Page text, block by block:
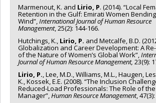
Marmenout, K. and Lirio, P. (2014). “Local
Retention in the Gulf: Emirati Women
Wind”,International Journal of HumanResource
Management, 25(2): 144-166.
Hutchings, K., Lirio, P. and Metcalfe, B.D.
Globalization and Career Development: A
of the Nature of Women’s Global Work”,
Journal of Human ResourceManagement, 23(9):
Lirio, P., Lee, M.D., Williams, M.L., Haugen,
K., Kossek, E.E. (2008). “The Inclusion
Reduced-Load Professionals: The Role of the
Manager”,HumanResource Management,